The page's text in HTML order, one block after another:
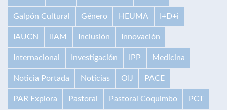
Galpón Cultural Género HEUMA I+D+i
IAUCN IIAM Inclusión Innovación
Internacional Investigación IPP Medicina
Noticia Portada Noticias OIJ PACE
PAR Explora Pastoral Pastoral Coquimbo PCT